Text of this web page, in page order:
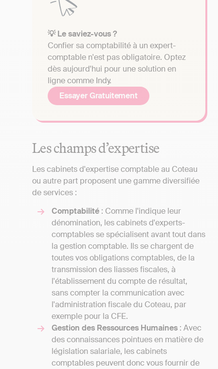
💡 Le saviez-vous ?
Confier sa comptabilité à un expert-
comptable n'est pas obligatoire. Optez
dès aujourd'hui pour une solution en
ligne comme Indy.
Essayer Gratuitement
Les champs d’expertise
Les cabinets d'expertise comptable au Coteau
ou autre part proposent une gamme diversifiée
de services :
Comptabilité : Comme l'indique leur
dénomination, les cabinets d'experts-
comptables se spécialisent avant tout dans
la gestion comptable. Ils se chargent de
toutes vos obligations comptables, de la
transmission des liasses fiscales, à
l'établissement du compte de résultat,
sans compter la communication avec
l'administration fiscale du Coteau, par
exemple pour la CFE.
Gestion des Ressources Humaines : Avec
des connaissances pointues en matière de
législation salariale, les cabinets
comptables peuvent donc vous fournir de